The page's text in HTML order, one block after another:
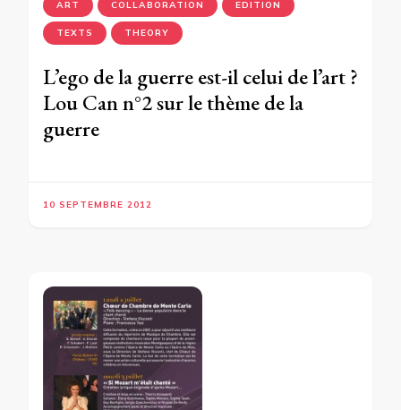
ART COLLABORATION EDITION
TEXTS THEORY
L’ego de la guerre est-il celui de l’art ?
Lou Can n°2 sur le thème de la
guerre
10 SEPTEMBRE 2012